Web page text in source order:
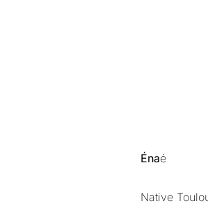
Énaé
Native